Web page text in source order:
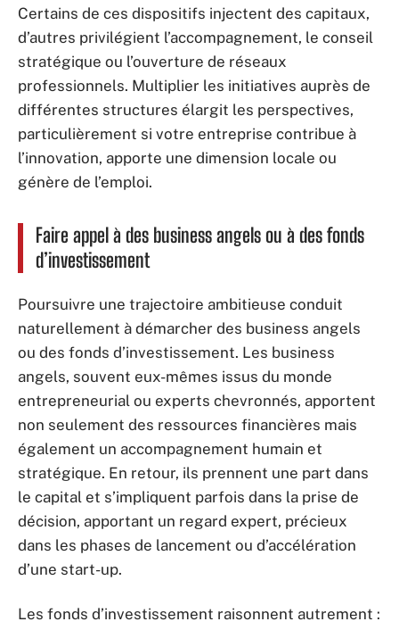
Certains de ces dispositifs injectent des capitaux,
d’autres privilégient l’accompagnement, le conseil
stratégique ou l’ouverture de réseaux
professionnels. Multiplier les initiatives auprès de
différentes structures élargit les perspectives,
particulièrement si votre entreprise contribue à
l’innovation, apporte une dimension locale ou
génère de l’emploi.
Faire appel à des business angels ou à des fonds
d’investissement
Poursuivre une trajectoire ambitieuse conduit
naturellement à démarcher des business angels
ou des fonds d’investissement. Les business
angels, souvent eux-mêmes issus du monde
entrepreneurial ou experts chevronnés, apportent
non seulement des ressources financières mais
également un accompagnement humain et
stratégique. En retour, ils prennent une part dans
le capital et s’impliquent parfois dans la prise de
décision, apportant un regard expert, précieux
dans les phases de lancement ou d’accélération
d’une start-up.
Les fonds d’investissement raisonnent autrement :